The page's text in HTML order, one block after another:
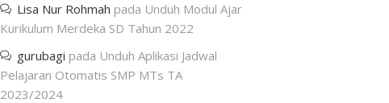
Lisa Nur Rohmah pada Unduh Modul Ajar
Kurikulum Merdeka SD Tahun 2022
gurubagi pada Unduh Aplikasi Jadwal
Pelajaran Otomatis SMP MTs TA
2023/2024